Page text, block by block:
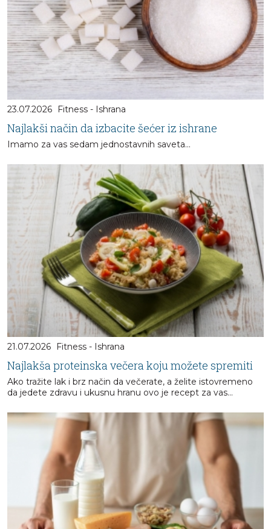
23.07.2026 Fitness - Ishrana
Najlakši način da izbacite šećer iz ishrane
Imamo za vas sedam jednostavnih saveta...
21.07.2026 Fitness - Ishrana
Najlakša proteinska večera koju možete spremiti
Ako tražite lak i brz način da večerate, a želite istovremeno
da jedete zdravu i ukusnu hranu ovo je recept za vas...